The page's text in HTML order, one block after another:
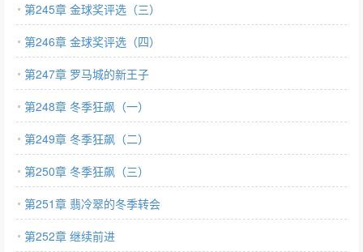
第245章 金球奖评选（三）
第246章 金球奖评选（四）
第247章 罗马城的新王子
第248章 冬季狂飙（一）
第249章 冬季狂飙（二）
第250章 冬季狂飙（三）
第251章 翡冷翠的冬季转会
第252章 继续前进